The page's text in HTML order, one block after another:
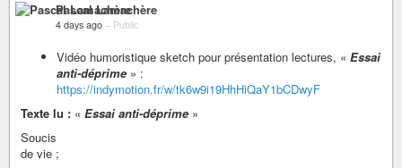
Pascal Lamachère
4 days ago – Public
Vidéo humoristique sketch pour présentation lectures, « Essai
anti-déprime » :
https://indymotion.fr/w/tk6w9i19HhHiQaY1bCDwyF
Texte lu : « Essai anti-déprime »
Soucis
de vie ;